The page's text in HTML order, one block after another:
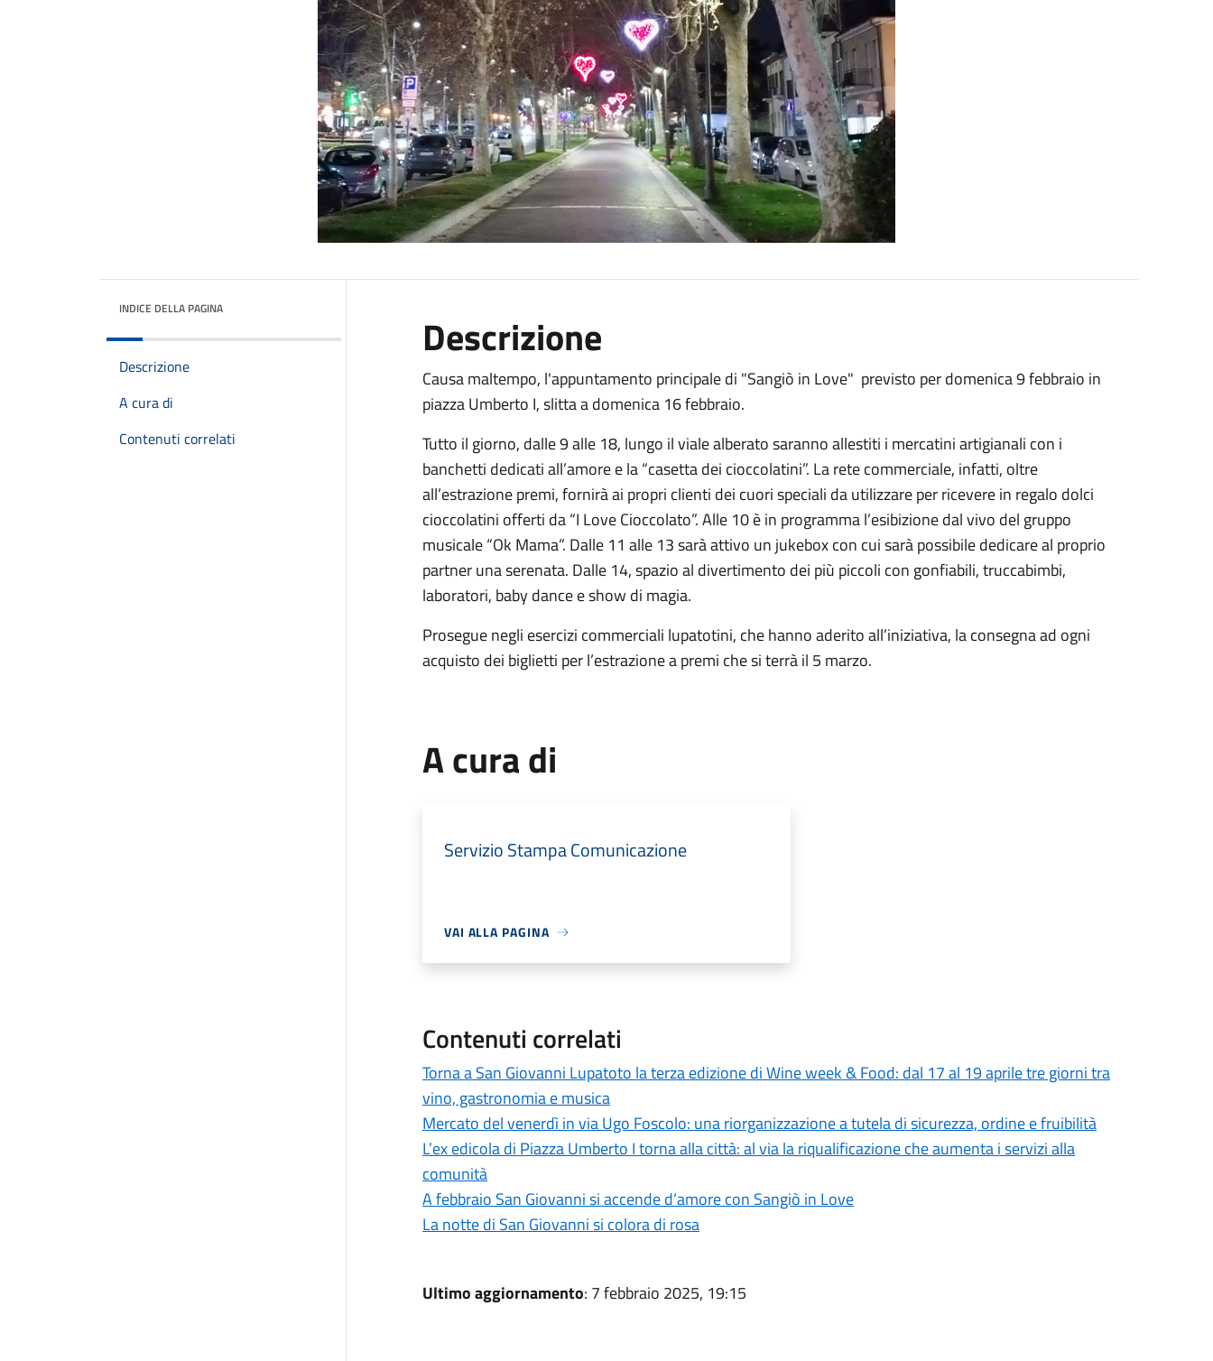
INDICE DELLA PAGINA
Descrizione
A cura di
Contenuti correlati
Descrizione
Causa maltempo, l'appuntamento principale di "Sangiò in Love" previsto per domenica 9 febbraio in
piazza Umberto I, slitta a domenica 16 febbraio.
Tutto il giorno, dalle 9 alle 18, lungo il viale alberato saranno allestiti i mercatini artigianali con i
banchetti dedicati all’amore e la “casetta dei cioccolatini”. La rete commerciale, infatti, oltre
all’estrazione premi, fornirà ai propri clienti dei cuori speciali da utilizzare per ricevere in regalo dolci
cioccolatini offerti da “I Love Cioccolato”. Alle 10 è in programma l’esibizione dal vivo del gruppo
musicale “Ok Mama”. Dalle 11 alle 13 sarà attivo un jukebox con cui sarà possibile dedicare al proprio
partner una serenata. Dalle 14, spazio al divertimento dei più piccoli con gonfiabili, truccabimbi,
laboratori, baby dance e show di magia.
Prosegue negli esercizi commerciali lupatotini, che hanno aderito all’iniziativa, la consegna ad ogni
acquisto dei biglietti per l’estrazione a premi che si terrà il 5 marzo.
A cura di
Servizio Stampa Comunicazione
VAI ALLA PAGINA
Contenuti correlati
Torna a San Giovanni Lupatoto la terza edizione di Wine week & Food: dal 17 al 19 aprile tre giorni tra
vino, gastronomia e musica
Mercato del venerdì in via Ugo Foscolo: una riorganizzazione a tutela di sicurezza, ordine e fruibilità
L’ex edicola di Piazza Umberto I torna alla città: al via la riqualificazione che aumenta i servizi alla
comunità
A febbraio San Giovanni si accende d’amore con Sangiò in Love
La notte di San Giovanni si colora di rosa
Ultimo aggiornamento: 7 febbraio 2025, 19:15